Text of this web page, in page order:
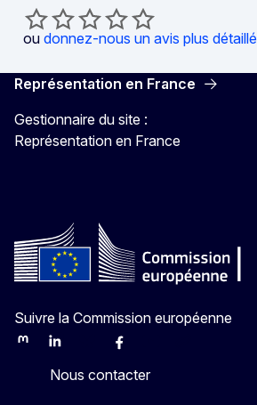
ou donnez-nous un avis plus détaillé
Représentation en France
Gestionnaire du site :
Représentation en France
Suivre la Commission européenne
MastodonLinkedInBlueskyFacebook
Nous contacter